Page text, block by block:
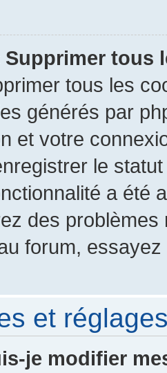
tous
tous les
générés par
et votre
le
a été
des
forum,
et
je modifier